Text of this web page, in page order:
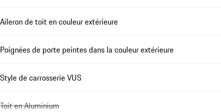
Aileron de toit en couleur extérieure
Poignées de porte peintes dans la couleur extérieure
Style de carrosserie VUS
Toit en Aluminium